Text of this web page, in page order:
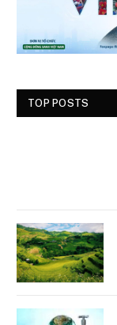
TOP POSTS